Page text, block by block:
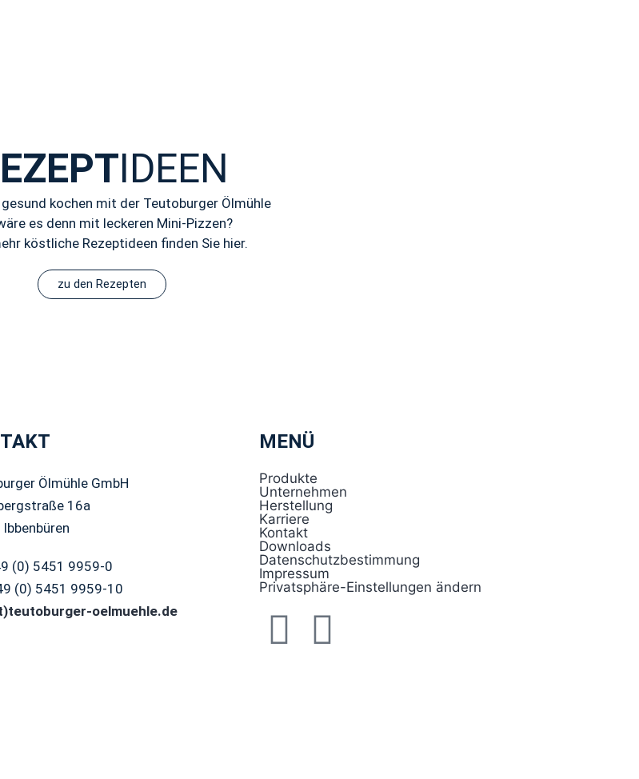
IDEEN
kochen mit der Teutoburger Ölmühle
es denn mit leckeren Mini-Pizzen?
köstliche Rezeptideen finden Sie hier.
zu den Rezepten
Ölmühle GmbH
16a
(0) 5451 9959-0
(0) 5451 9959-10
oelmuehle.de
MENÜ
Produkte
Unternehmen
Herstellung
Karriere
Kontakt
Downloads
Datenschutzbestimmung
Impressum
Privatsphäre-Einstellungen ändern